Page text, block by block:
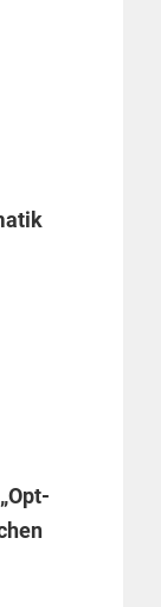
„Opt-